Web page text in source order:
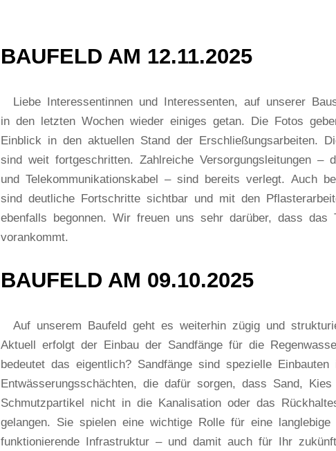
BAUFELD AM 12.11.2025
Liebe Interessentinnen und Interessenten, auf unserer
in den letzten Wochen wieder einiges getan. Die Fotos
Einblick in den aktuellen Stand der Erschließungsarbeiten.
sind weit fortgeschritten. Zahlreiche Versorgungsleitungen –
und Telekommunikationskabel – sind bereits verlegt. Auch
sind deutliche Fortschritte sichtbar und mit den
ebenfalls begonnen. Wir freuen uns sehr darüber, dass das
vorankommt.
BAUFELD AM 09.10.2025
Auf unserem Baufeld geht es weiterhin zügig und
Aktuell erfolgt der Einbau der Sandfänge für die
bedeutet das eigentlich? Sandfänge sind spezielle Einbauten
Entwässerungsschächten, die dafür sorgen, dass Sand, Kies
Schmutzpartikel nicht in die Kanalisation oder das
gelangen. Sie spielen eine wichtige Rolle für eine langlebige
funktionierende Infrastruktur – und damit auch für Ihr